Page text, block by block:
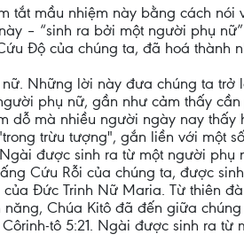
tắt mầu nhiệm này bằng cách
– “sinh ra bởi một người phụ
Độ của chúng ta, đã hoá thành
Những lời này đưa chúng ta trở
phụ nữ, gần như cảm thấy
dỗ mà nhiều người ngày nay
trừu tượng", gắn liền với một
được sinh ra từ một người phụ
Cứu Rỗi của chúng ta, được
Đức Trinh Nữ Maria. Từ thiên
năng, Chúa Kitô đã đến giữa
tô 5:21. Ngài được sinh ra